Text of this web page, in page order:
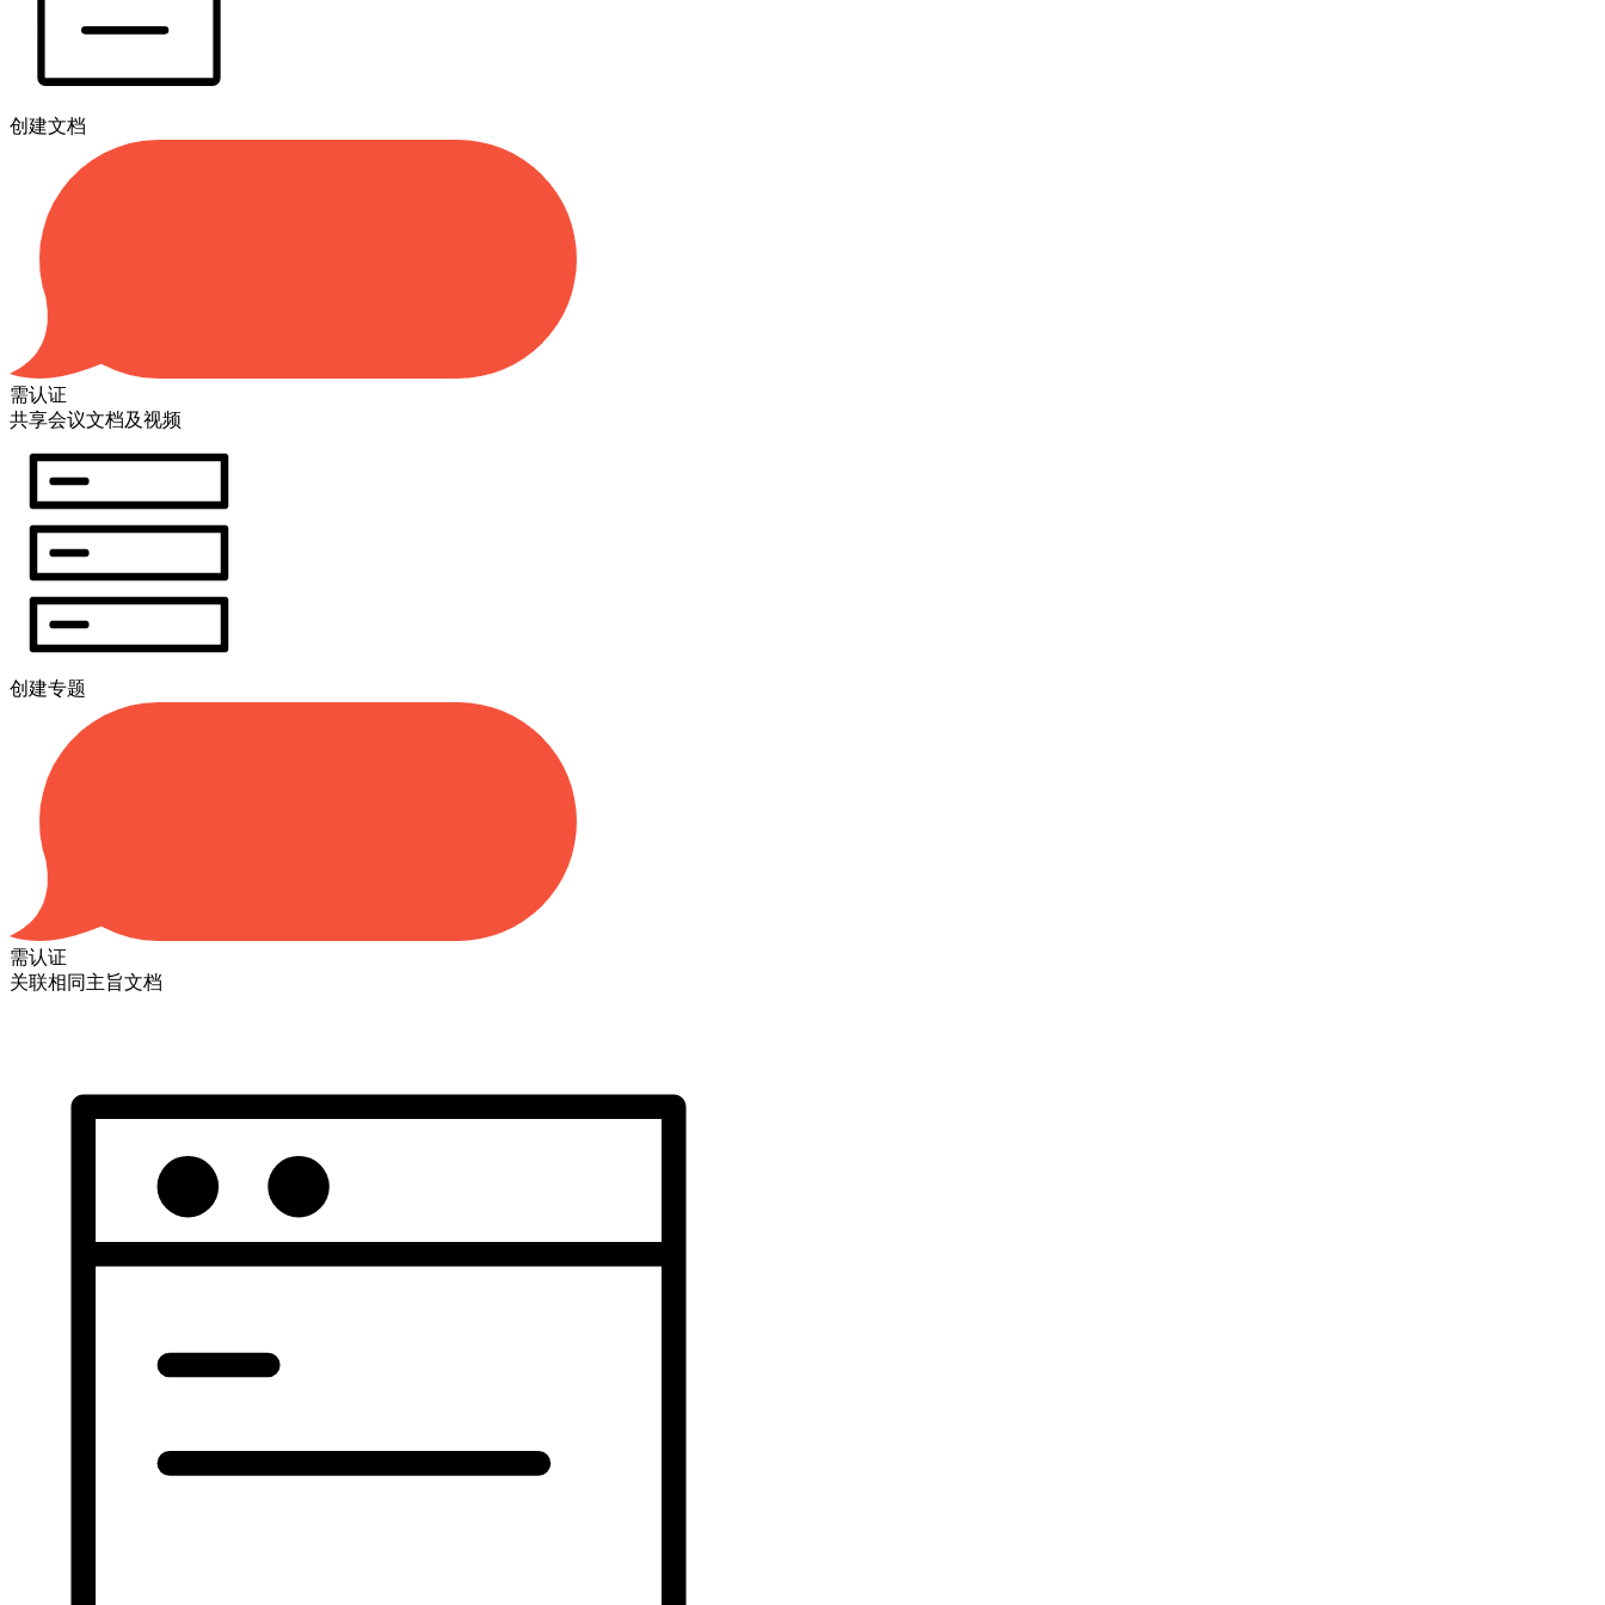
创建文档
需认证
共享会议文档及视频
创建专题
需认证
关联相同主旨文档